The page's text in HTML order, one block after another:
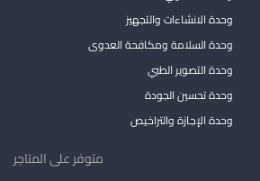
وحدة الانشاءات والتجهيز
وحدة السلامة ومكافحة العدوى
وحدة التصوير الطبي
وحدة تحسين الجودة
وحدة الإجازة والتراخيص
متوفر على المتاجر